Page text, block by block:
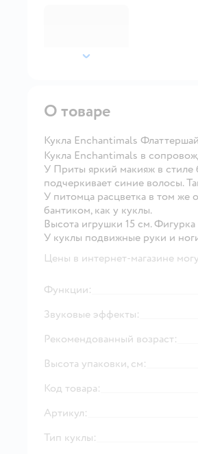
далее
О товаре
Кукла Enchantimals
Кукла Enchantimals в
У Приты яркий макияж в
подчеркивает синие волосы.
У питомца расцветка в том же
бантиком, как у куклы.
Высота игрушки 15 см.
У куклы подвижные руки и
Цены в интернет-магазине
Функции:
Звуковые эффекты:
Рекомендованный возраст:
Высота упаковки, см:
Код товара:
Артикул:
Тип куклы: